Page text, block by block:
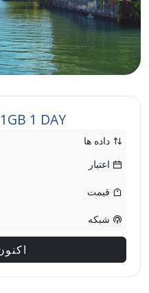
1 DAY
داده ها
اعتبار
قیمت
شبکه